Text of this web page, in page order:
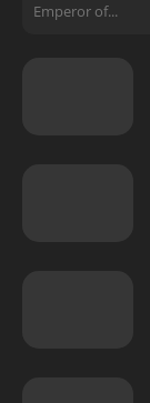
Emperor of...